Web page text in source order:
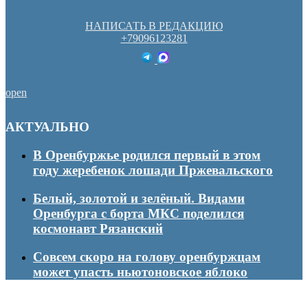
НАПИСАТЬ В РЕДАКЦИЮ
+79096123281
open
АКТУАЛЬНО
В Оренбуржье родился первый в этом
году жеребенок лошади Пржевальского
Белый, золотой и зелёный. Видами
Оренбурга с борта МКС поделился
космонавт Рязанский
Совсем скоро на голову оренбуржцам
может упасть ньютоновское яблоко